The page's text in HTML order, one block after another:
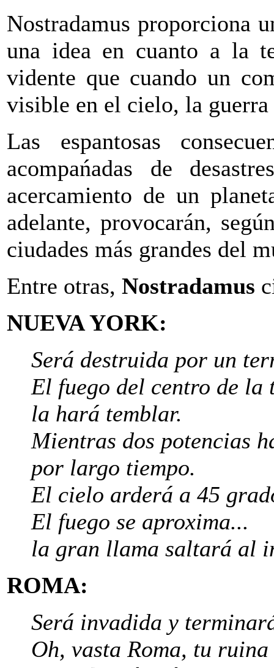
Nostradamus proporciona
una idea en cuanto a la
vidente que cuando un
visible en el cielo, la guerra
Las espantosas
acompańadas de
acercamiento de un
adelante, provocarán,
ciudades más grandes del
Entre otras, Nostradamus
NUEVA YORK:
Será destruida por un
El fuego del centro de la
la hará temblar.
Mientras dos potencias
por largo tiempo.
El cielo arderá a 45
El fuego se aproxima...
la gran llama saltará al
ROMA:
Será invadida y
Oh, vasta Roma, tu ruina